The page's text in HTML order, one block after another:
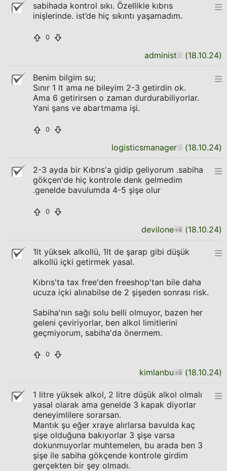
sabihada kontrol sıkı. Özellikle kıbrıs
inişlerinde. ist’de hiç sıkıntı yaşamadım.
0
administ (18.10.24)
Benim bilgim su;
Sınır 1 lt ama ne bileyim 2-3 getirdin ok.
Ama 6 getirirsen o zaman durdurabiliyorlar.
Yani şans ve abartmama işi.
0
logisticsmanager (18.10.24)
2-3 ayda bir Kıbrıs'a gidip geliyorum .sabiha
gökçen'de hiç kontrole denk gelmedim
.genelde bavulumda 4-5 şişe olur
0
devilone (18.10.24)
1lt yüksek alkollü, 1lt de şarap gibi düşük
alkollü içki getirmek yasal.
Kıbrıs'ta tax free'den freeshop'tan bile daha
ucuza içki alınabilse de 2 şişeden sonrası risk.
Sabiha'nın sağı solu belli olmuyor, bazen her
geleni çeviriyorlar, ben alkol limitlerini
geçmiyorum, sabiha'da önermem.
0
kimlanbu (18.10.24)
1 litre yüksek alkol, 2 litre düşük alkol olmalı
yasal olarak ama genelde 3 kapak diyorlar
deneyimlilere sorarsan.
Mantık şu eğer xraye alırlarsa bavulda kaç
şişe olduğuna bakıyorlar 3 şişe varsa
dokunmuyorlar muhtemelen, bu arada ben 3
şişe ile sabiha gökçende kontrole girdim
gerçekten bir şey olmadı.